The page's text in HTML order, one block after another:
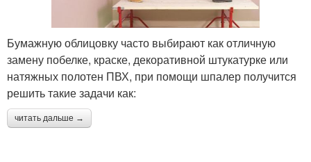
Бумажную облицовку часто выбирают как отличную
замену побелке, краске, декоративной штукатурке или
натяжных полотен ПВХ, при помощи шпалер получится
решить такие задачи как:
читать дальше →